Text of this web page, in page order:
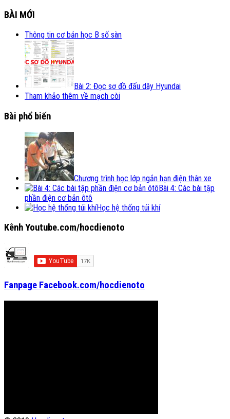
BÀI MỚI
Thông tin cơ bản học B số sàn
Bài 2: Đọc sơ đồ đấu dây Hyundai
Tham khảo thêm về mạch còi
Bài phổ biến
Chương trình học lớp ngắn hạn điện thân xe
Bài 4: Các bài tập
phần điện cơ bản ôtô
Học hệ thống túi khí
Kênh Youtube.com/hocdienoto
Fanpage Facebook.com/hocdienoto